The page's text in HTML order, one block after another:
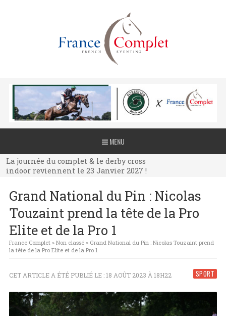
MENU
La journée du complet & le derby cross
indoor reviennent le 23 Janvier 2027 !
La journée du complet & le derby cross
indoor reviennent le 23 Janvier 2027 !
indoor reviennent le 23 Janvier 2027 !
Grand National du Pin : Nicolas
Touzaint prend la tête de la Pro
Elite et de la Pro 1
France Complet» Non classé» Grand National du Pin : Nicolas Touzaint prend
la tête de la Pro Elite et de la Pro 1
SPORT
CET ARTICLE A ÉTÉ PUBLIÉ LE : 18 AOÛT 2023 À 18H22